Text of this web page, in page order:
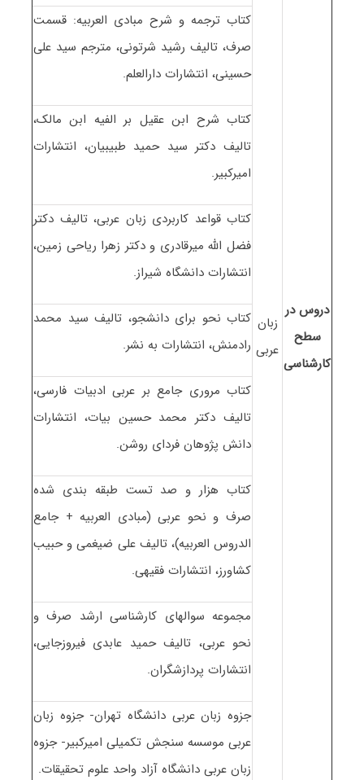
دروس در
سطح
کارشناسی
زبان
عربی
کتاب ترجمه و شرح مبادی العربیه: قسمت
صرف، تالیف رشید شرتونی، مترجم سید علی
حسینی، انتشارات دارالعلم.
کتاب شرح ابن عقیل بر الفیه ابن مالک،
تالیف دکتر سید حمید طبیبیان، انتشارات
امیرکبیر.
کتاب قواعد کاربردی زبان عربی، تالیف دکتر
فضل الله میرقادری و دکتر زهرا ریاحی زمین،
انتشارات دانشگاه شیراز.
کتاب نحو برای دانشجو، تالیف سید محمد
رادمنش، انتشارات به نشر.
کتاب مروری جامع بر عربی ادبیات فارسی،
تالیف دکتر محمد حسین بیات، انتشارات
دانش پژوهان فردای روشن.
کتاب هزار و صد تست طبقه بندی شده
صرف و نحو عربی (مبادی العربیه + جامع
الدروس العربیه)، تالیف علی ضیغمی و حبیب
کشاورز، انتشارات فقیهی.
مجموعه سوالهای کارشناسی ارشد صرف و
نحو عربی، تالیف حمید عابدی فیروزجایی،
انتشارات پردازشگران.
جزوه زبان عربی دانشگاه تهران- جزوه زبان
عربی موسسه سنجش تکمیلی امیرکبیر- جزوه
زبان عربی دانشگاه آزاد واحد علوم تحقیقات.